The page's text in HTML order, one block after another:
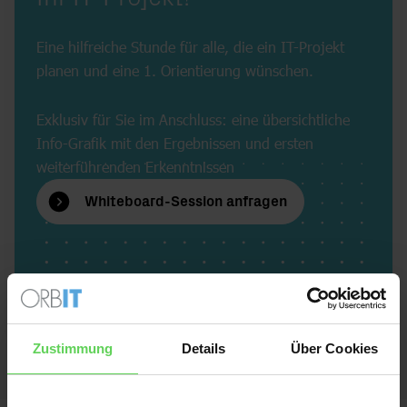
Zustimmung Details Über Cookies
Eine hilfreiche Stunde für alle, die ein IT-Projekt
planen und eine 1. Orientierung wünschen.
Exklusiv für Sie im Anschluss: eine übersichtliche
Info-Grafik mit den Ergebnissen und ersten
weiterführenden Erkenntnissen
Whiteboard-Session anfragen